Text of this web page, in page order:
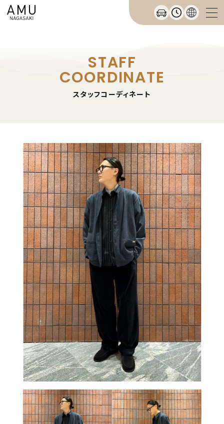
STAFF
COORDINATE
スタッフコーディネート